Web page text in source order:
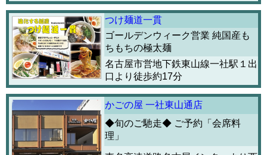
つけ麺道一貫
ゴールデンウィーク営業 純国産も
ちもちの極太麺
名古屋市営地下鉄東山線一社駅１出
口より徒歩約17分
かごの屋 一社東山通店
◆旬のご馳走◆ ご予約「会席料
理」